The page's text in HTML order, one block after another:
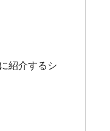
紹介するシ